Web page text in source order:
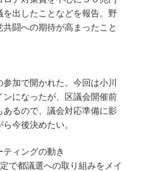
出したことなどを報告。野
闘への期待が高まったこと
加で開かれた。今回は小川
になったが、区議会開催前
るので、議会対応準備に影
今後決めたい。
ィングの動き
で都議選への取り組みをメイ